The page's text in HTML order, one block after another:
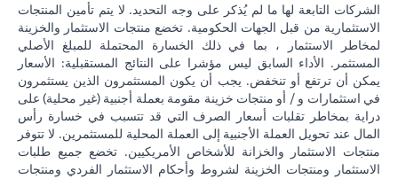
الشركات التابعة لها ما لم يُذكر على وجه التحديد. لا يتم تأمين المنتجات
الاستثمارية من قبل الجهات الحكومية. تخضع منتجات الاستثمار والخزينة
لمخاطر الاستثمار ، بما في ذلك الخسارة المحتملة للمبلغ الأصلي
المستثمر. الأداء السابق ليس مؤشرا على النتائج المستقبلية: الأسعار
يمكن أن ترتفع أو تنخفض. يجب أن يكون المستثمرون الذين يستثمرون
في استثمارات و / أو منتجات خزينة مقومة بعملة أجنبية (غير محلية) على
دراية بمخاطر تقلبات أسعار الصرف التي قد تتسبب في خسارة رأس
المال عند تحويل العملة الأجنبية إلى العملة المحلية للمستثمرين. لا تتوفر
منتجات الاستثمار والخزانة للأشخاص الأمريكيين. تخضع جميع طلبات
الاستثمار ومنتجات الخزينة لشروط وأحكام الاستثمار الفردي ومنتجات